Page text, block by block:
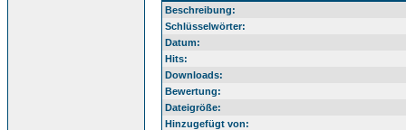
Beschreibung:
Schlüsselwörter:
Datum:
Hits:
Downloads:
Bewertung:
Dateigröße:
Hinzugefügt von: